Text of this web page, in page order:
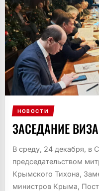
НОВОСТИ
ЗАСЕДАНИЕ
В среду, 24 декабря, в
председательством
Крымского Тихона,
министров Крыма,